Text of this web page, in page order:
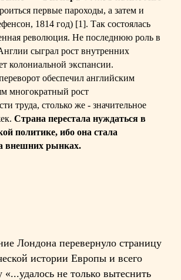
первые пароходы, а затем и
1814 год) [1]. Так состоялась
революция. Не последнюю роль в
сыграл рост внутренних
колониальной экспансии.
обеспечил английским
многократный рост
труда, столько же - значительное
Страна перестала нуждаться в
политике, ибо она стала
внешних рынках.
Лондона перевернуло страницу
истории Европы и всего
не только вытеснить